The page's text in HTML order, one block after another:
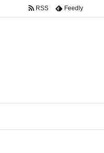
RSS Feedly